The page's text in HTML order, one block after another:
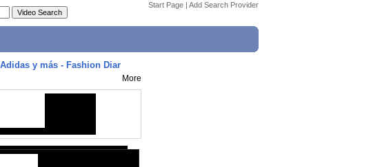
Start Page | Add Search Provider
y más - Fashion Diar
More